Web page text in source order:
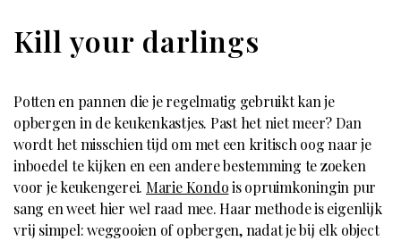
Kill your darlings
Potten en pannen die je regelmatig gebruikt kan je
opbergen in de keukenkastjes. Past het niet meer? Dan
wordt het misschien tijd om met een kritisch oog naar je
inboedel te kijken en een andere bestemming te zoeken
voor je keukengerei. Marie Kondois opruimkoningin pur
sang en weet hier wel raad mee. Haar methode is eigenlijk
vrij simpel: weggooien of opbergen, nadat je bij elk object